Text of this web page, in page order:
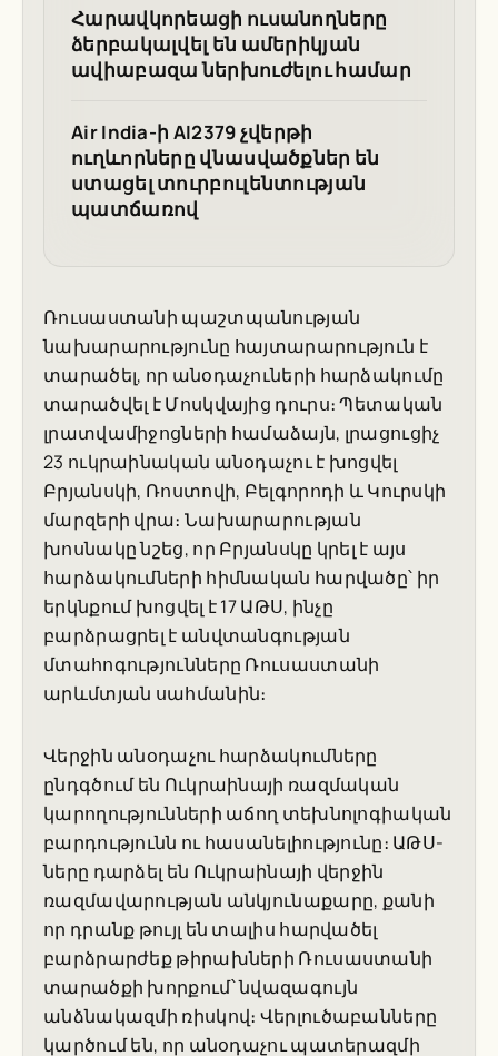
Հարավկորեացի ուսանողները
ձերբակալվել են ամերիկյան
ավիաբազա ներխուժելու համար
Air India-ի AI2379 չվերթի
ուղևորները վնասվածքներ են
ստացել տուրբուլենտության
պատճառով
Ռուսաստանի պաշտպանության
նախարարությունը հայտարարություն է
տարածել, որ անօդաչուների հարձակումը
տարածվել է Մոսկվայից դուրս։ Պետական
լրատվամիջոցների համաձայն, լրացուցիչ
23 ուկրաինական անօդաչու է խոցվել
Բրյանսկի, Ռոստովի, Բելգորոդի և Կուրսկի
մարզերի վրա։ Նախարարության
խոսնակը նշեց, որ Բրյանսկը կրել է այս
հարձակումների հիմնական հարվածը՝ իր
երկնքում խոցվել է 17 ԱԹՍ, ինչը
բարձրացրել է անվտանգության
մտահոգությունները Ռուսաստանի
արևմտյան սահմանին։
Վերջին անօդաչու հարձակումները
ընդգծում են Ուկրաինայի ռազմական
կարողությունների աճող տեխնոլոգիական
բարդությունն ու հասանելիությունը։ ԱԹՍ-
ները դարձել են Ուկրաինայի վերջին
ռազմավարության անկյունաքարը, քանի
որ դրանք թույլ են տալիս հարվածել
բարձրարժեք թիրախների Ռուսաստանի
տարածքի խորքում՝ նվազագույն
անձնակազմի ռիսկով։ Վերլուծաբանները
կարծում են, որ անօդաչու պատերազմի